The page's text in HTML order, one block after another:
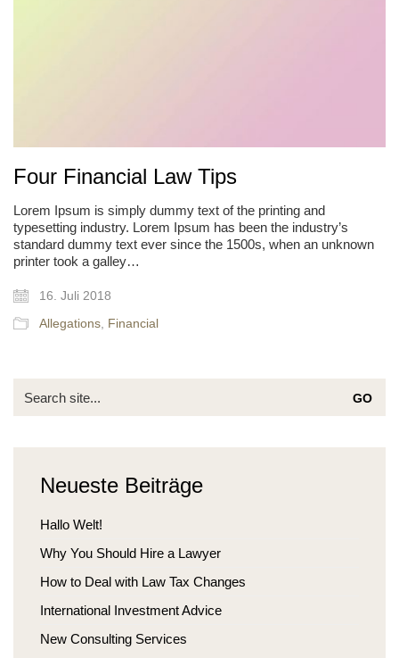
Four Financial Law Tips
Lorem Ipsum is simply dummy text of the printing and
typesetting industry. Lorem Ipsum has been the industry’s
standard dummy text ever since the 1500s, when an unknown
printer took a galley…
16. Juli 2018
Allegations Financial
for:
Neueste Beiträge
Hallo Welt!
Why You Should Hire a Lawyer
How to Deal with Law Tax Changes
International Investment Advice
New Consulting Services